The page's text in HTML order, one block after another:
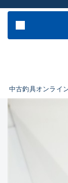
中古釣具オンライ
イ